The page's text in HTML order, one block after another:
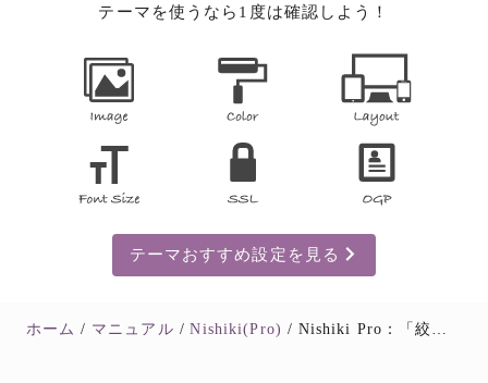
テーマを使うなら1度は確認しよう！
テーマおすすめ設定を見る
ホーム マニュアル Nishiki(Pro) Nishiki Pro：「絞り込み検索」のプレースホルダーや検索ボタンのテキストなど、翻訳された日本語テキストを「フックを使って変更する」方法【上級者向け】